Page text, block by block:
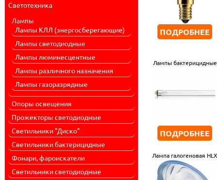
Светотехника
Лампы
Лампы КЛЛ (энергосберегающие)
Лампы светодиодные
Лампы люминесцентные
Лампы различного назначения
Лампы газоразрядные
Опоры освещения
Прожекторы светодиодные
Светильники "Диско"
Светильники бактерицидные
Фонари, фароискатели
Светильники светодиодные
ПОДРОБНЕЕ
Лампы бактерицидные
ПОДРОБНЕЕ
Лампа галогеновая HLX